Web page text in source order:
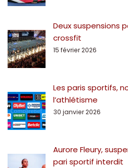
Deux suspensions
crossfit
15 février 2026
Les paris sportifs,
l’athlétisme
30 janvier 2026
Aurore Fleury,
pari sportif interdit